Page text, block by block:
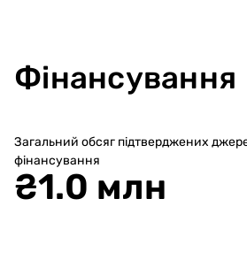
Фінансування
Загальний обсяг підтверджених
фінансування
₴1.0 млн